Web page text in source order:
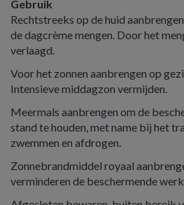
Gebruik
Rechtstreeks op de huid
de dagcrème mengen. Door het
verlaagd.
Voor het zonnen aanbrengen op
Intensieve middagzon vermijden.
Meermals aanbrengen om de
stand te houden, met name bij het
zwemmen en afdrogen.
Zonnebrandmiddel royaal
verminderen de beschermende